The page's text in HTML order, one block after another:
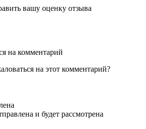
вашу оценку отзыва
на комментарий
на этот комментарий?
и будет рассмотрена